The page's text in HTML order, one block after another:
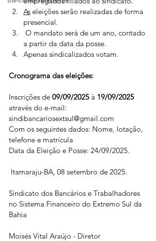
As eleições serão realizadas de forma
presencial.
a partir da data da posse.
Apenas sindicalizados votam.
Cronograma das eleições:
Inscrições de 09/09/2025 à 19/09/2025
através do e-mail:
sindibancariosextsul@gmail.com
Com os seguintes dados: Nome, lotação,
telefone e matrícula
Data da Eleição e Posse: 24/09/2025.
Itamaraju-BA, 08 setembro de 2025.
Sindicato dos Bancários e Trabalhadores
no Sistema Financeiro do Extremo Sul da
Bahia
Moisés Vital Araújo - Diretor